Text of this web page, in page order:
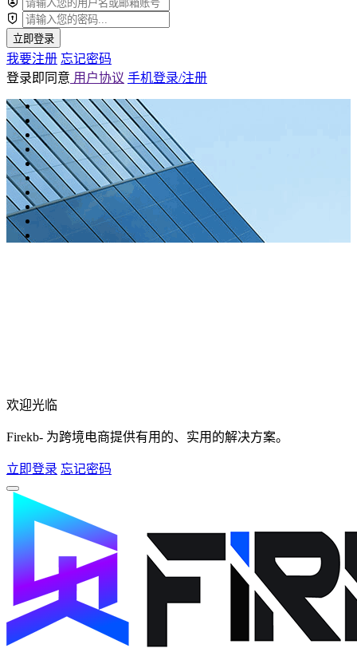
立即登录
我要注册 忘记密码
登录即同意 用户协议 手机登录/注册
欢迎光临
Firekb- 为跨境电商提供有用的、实用的解决方案。
立即登录 忘记密码